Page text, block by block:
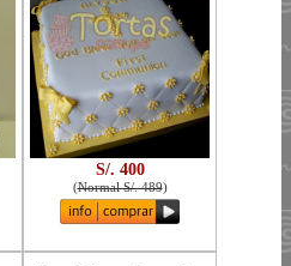
S/. 400
(Normal S/. 489)